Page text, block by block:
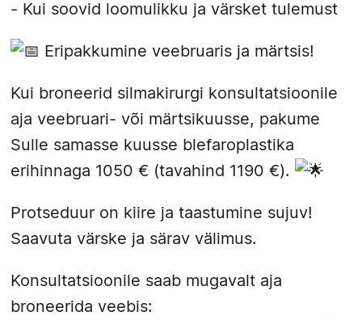
- Kui soovid loomulikku ja värsket tulemust
Eripakkumine veebruaris ja märtsis!
Kui broneerid silmakirurgi konsultatsioonile
aja veebruari- või märtsikuusse, pakume
Sulle samasse kuusse blefaroplastika
erihinnaga 1050 € (tavahind 1190 €).
Protseduur on kiire ja taastumine sujuv!
Saavuta värske ja särav välimus.
Konsultatsioonile saab mugavalt aja
broneerida veebis: